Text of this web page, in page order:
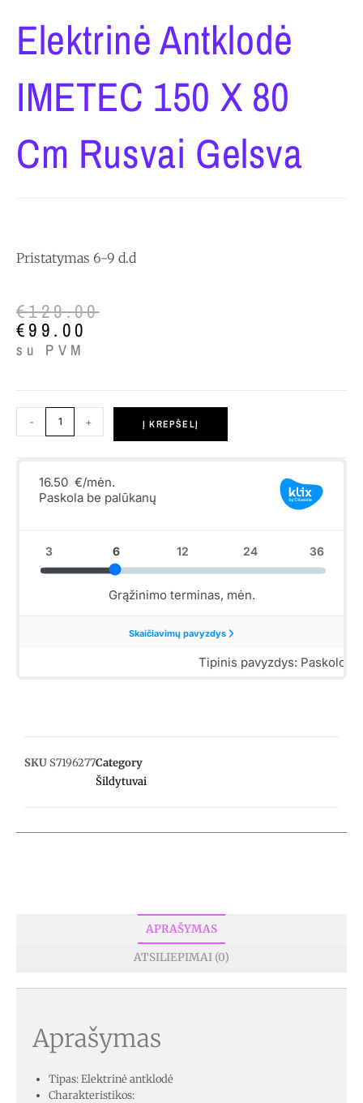
Elektrinė Antklodė
IMETEC 150 X 80
Cm Rusvai Gelsva
Pristatymas 6-9 d.d
€129.00
€99.00
su PVM
- + Į KREPŠELĮ
SKU S7196277Category
Šildytuvai
APRAŠYMAS
ATSILIEPIMAI (0)
Aprašymas
Tipas: Elektrinė antklodė
Charakteristikos: